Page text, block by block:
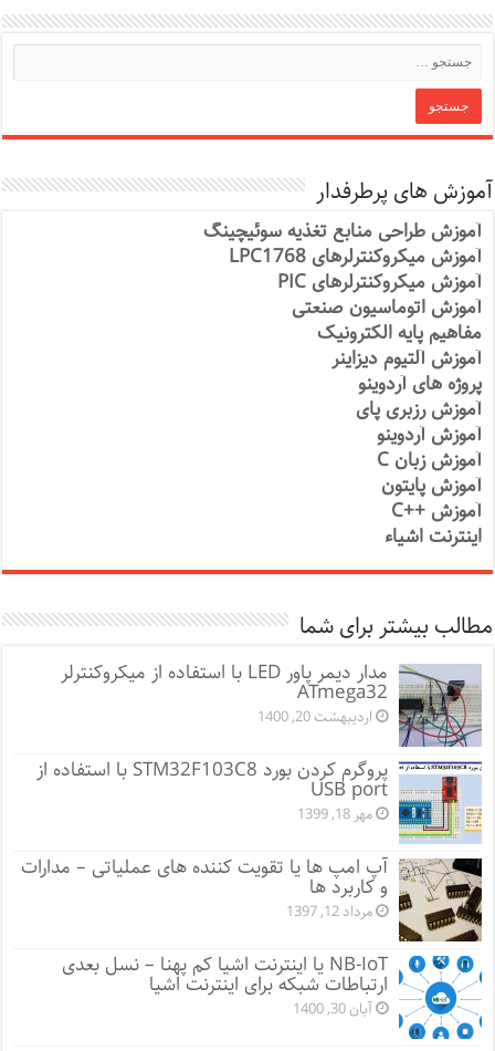
آموزش های پرطرفدار
آموزش طراحی منابع تغذیه سوئیچینگ
آموزش میکروکنترلرهای LPC1768
آموزش میکروکنترلرهای PIC
آموزش اتوماسیون صنعتی
مفاهیم پایه الکترونیک
آموزش آلتیوم دیزاینر
پروژه های آردوینو
آموزش رزبری پای
آموزش آردوینو
آموزش زبان C
آموزش پایتون
آموزش ++C
اینترنت اشیاء
مطالب بیشتر برای شما
مدار دیمر پاور LED با استفاده از میکروکنترلر
ATmega32
اردیبهشت 20, 1400
پروگرم کردن بورد STM32F103C8 با استفاده از
USB port
مهر 18, 1399
آپ امپ ها یا تقویت کننده های عملیاتی – مدارات
و کاربرد ها
مرداد 12, 1397
NB-IoT یا اینترنت اشیا کم پهنا – نسل بعدی
ارتباطات شبکه برای اینترنت اشیا
آبان 30, 1400